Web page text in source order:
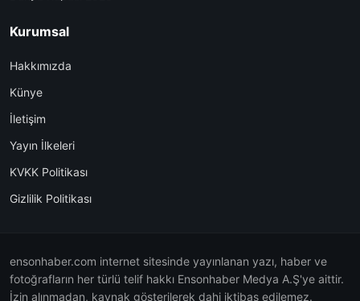
Kurumsal
Hakkımızda
Künye
İletişim
Yayın İlkeleri
KVKK Politikası
Gizlilik Politikası
ensonhaber.com internet sitesinde yayınlanan yazı, haber ve
fotoğrafların her türlü telif hakkı Ensonhaber Medya A.Ş'ye aittir.
İzin alınmadan, kaynak gösterilerek dahi iktibas edilemez.